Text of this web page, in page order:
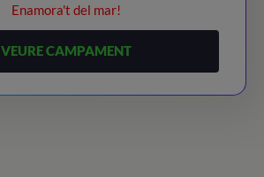
Enamora't del mar!
VEURE CAMPAMENT